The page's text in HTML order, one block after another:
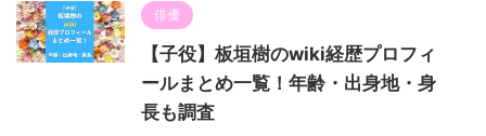
俳優
【子役】板垣樹のwiki経歴プロフィ
ールまとめ一覧！年齢・出身地・身
長も調査